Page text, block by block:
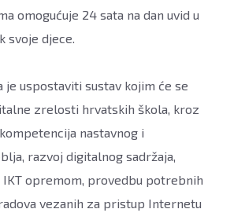
omogućuje 24 sata na dan uvid u
svoje djece.
uspostaviti sustav kojim će se
zrelosti hrvatskih škola, kroz
nastavnog i
razvoj digitalnog sadržaja,
opremom, provedbu potrebnih
vezanih za pristup Internetu